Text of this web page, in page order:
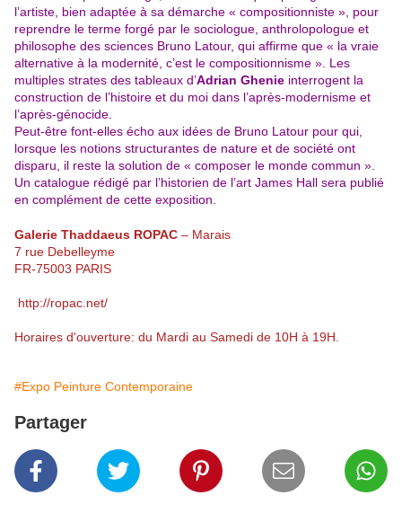
l’artiste, bien adaptée à sa démarche « compositionniste », pour
reprendre le terme forgé par le sociologue, anthrolopologue et
philosophe des sciences Bruno Latour, qui affirme que « la vraie
alternative à la modernité, c’est le compositionnisme ». Les
multiples strates des tableaux d’Adrian Ghenie interrogent la
construction de l’histoire et du moi dans l’après-modernisme et
l’après-génocide.
Peut-être font-elles écho aux idées de Bruno Latour pour qui,
lorsque les notions structurantes de nature et de société ont
disparu, il reste la solution de « composer le monde commun ».
Un catalogue rédigé par l’historien de l’art James Hall sera publié
en complément de cette exposition.
Galerie Thaddaeus ROPAC – Marais
7 rue Debelleyme
FR-75003 PARIS
http://ropac.net/
Horaires d'ouverture: du Mardi au Samedi de 10H à 19H.
#Expo Peinture Contemporaine
Partager